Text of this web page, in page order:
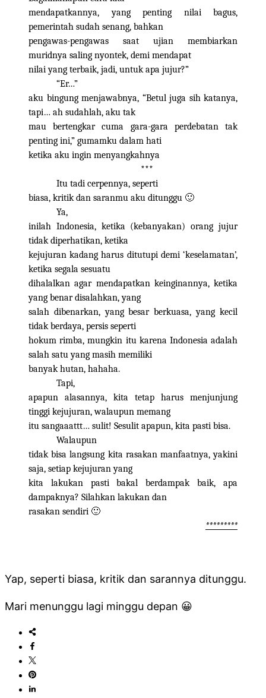
mendapatkannya, yang penting nilai bagus,
pemerintah sudah senang, bahkan
pengawas-pengawas saat ujian membiarkan
muridnya saling nyontek, demi mendapat
nilai yang terbaik, jadi, untuk apa jujur?”
“Er…”
aku bingung menjawabnya, “Betul juga sih katanya,
tapi… ah sudahlah, aku tak
mau bertengkar cuma gara-gara perdebatan tak
penting ini,” gumamku dalam hati
ketika aku ingin menyangkahnya
***
Itu tadi cerpennya, seperti
biasa, kritik dan saranmu aku ditunggu 🙂
Ya,
inilah Indonesia, ketika (kebanyakan) orang jujur
tidak diperhatikan, ketika
kejujuran kadang harus ditutupi demi ‘keselamatan’,
ketika segala sesuatu
dihalalkan agar mendapatkan keinginannya, ketika
yang benar disalahkan, yang
salah dibenarkan, yang besar berkuasa, yang kecil
tidak berdaya, persis seperti
hokum rimba, mungkin itu karena Indonesia adalah
salah satu yang masih memiliki
banyak hutan, hahaha.
Tapi,
apapun alasannya, kita tetap harus menjunjung
tinggi kejujuran, walaupun memang
itu sangaaattt… sulit! Sesulit apapun, kita pasti bisa.
Walaupun
tidak bisa langsung kita rasakan manfaatnya, yakini
saja, setiap kejujuran yang
kita lakukan pasti bakal berdampak baik, apa
dampaknya? Silahkan lakukan dan
rasakan sendiri 🙂
*********
Yap, seperti biasa, kritik dan sarannya ditunggu.
Mari menunggu lagi minggu depan 😀